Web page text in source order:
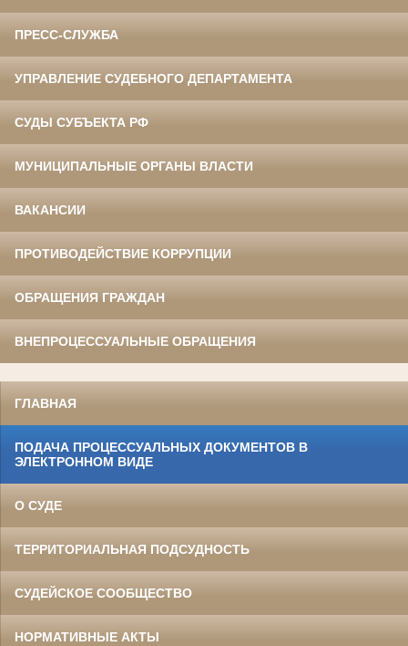
ПРЕСС-СЛУЖБА
УПРАВЛЕНИЕ СУДЕБНОГО ДЕПАРТАМЕНТА
СУДЫ СУБЪЕКТА РФ
МУНИЦИПАЛЬНЫЕ ОРГАНЫ ВЛАСТИ
ВАКАНСИИ
ПРОТИВОДЕЙСТВИЕ КОРРУПЦИИ
ОБРАЩЕНИЯ ГРАЖДАН
ВНЕПРОЦЕССУАЛЬНЫЕ ОБРАЩЕНИЯ
ГЛАВНАЯ
ПОДАЧА ПРОЦЕССУАЛЬНЫХ ДОКУМЕНТОВ В
ЭЛЕКТРОННОМ ВИДЕ
О СУДЕ
ТЕРРИТОРИАЛЬНАЯ ПОДСУДНОСТЬ
СУДЕЙСКОЕ СООБЩЕСТВО
НОРМАТИВНЫЕ АКТЫ